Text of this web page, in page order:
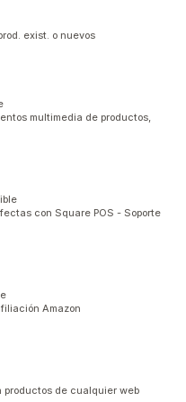
exist. o nuevos
multimedia de productos,
con Square POS - Soporte
Amazon
productos de cualquier web